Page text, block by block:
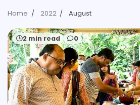
Home 2022 August
2 min read 0